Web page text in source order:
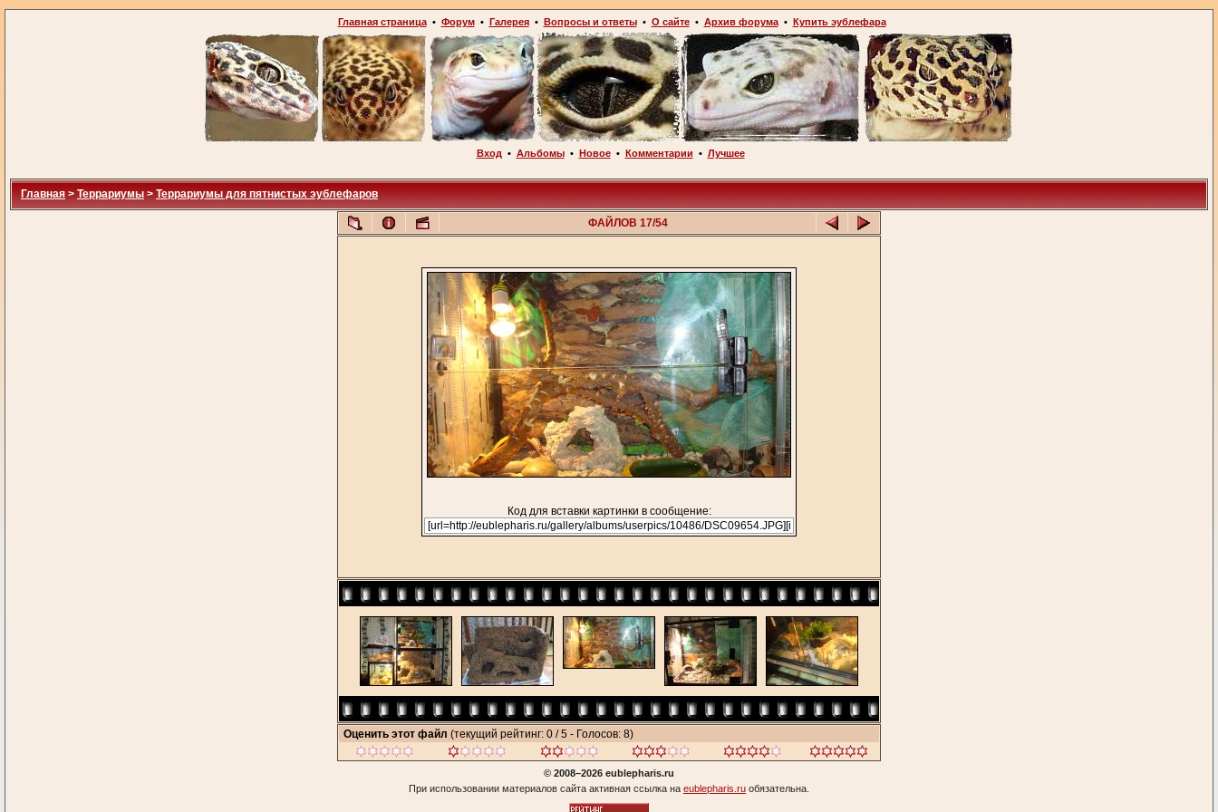
Главная страница• Форум• Галерея• Вопросы и ответы• О сайте• Архив форума• Купить эублефара
Вход • Альбомы• Новое• Комментарии • Лучшее
Главная > Террариумы > Террариумы для пятнистых эублефаров
ФАЙЛОВ 17/54
Код для вставки картинки в сообщение:
Оценить этот файл (текущий рейтинг: 0 / 5 - Голосов: 8)
© 2008–2026 eublepharis.ru
При использовании материалов сайта активная ссылка на eublepharis.ru обязательна.